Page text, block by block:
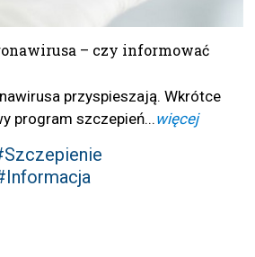
– czy informować
przyspieszają. Wkrótce
program szczepień... więcej